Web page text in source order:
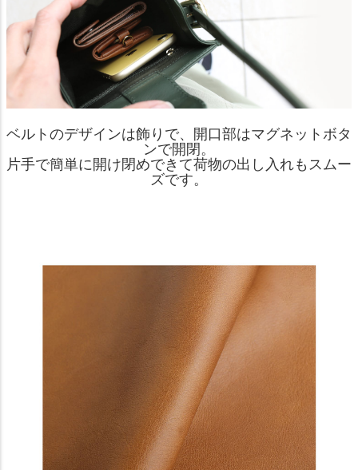
ベルトのデザインは飾りで、開口部はマグネットボタ
ンで開閉。
片手で簡単に開け閉めできて荷物の出し入れもスムー
ズです。